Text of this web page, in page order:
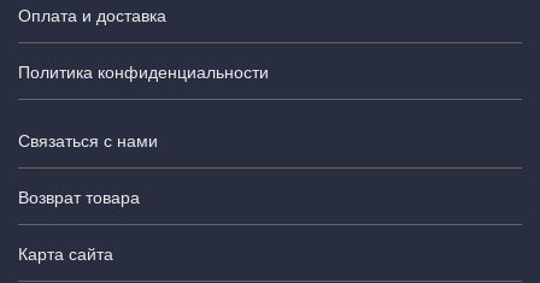
Оплата и доставка
Политика конфиденциальности
Связаться с нами
Возврат товара
Карта сайта